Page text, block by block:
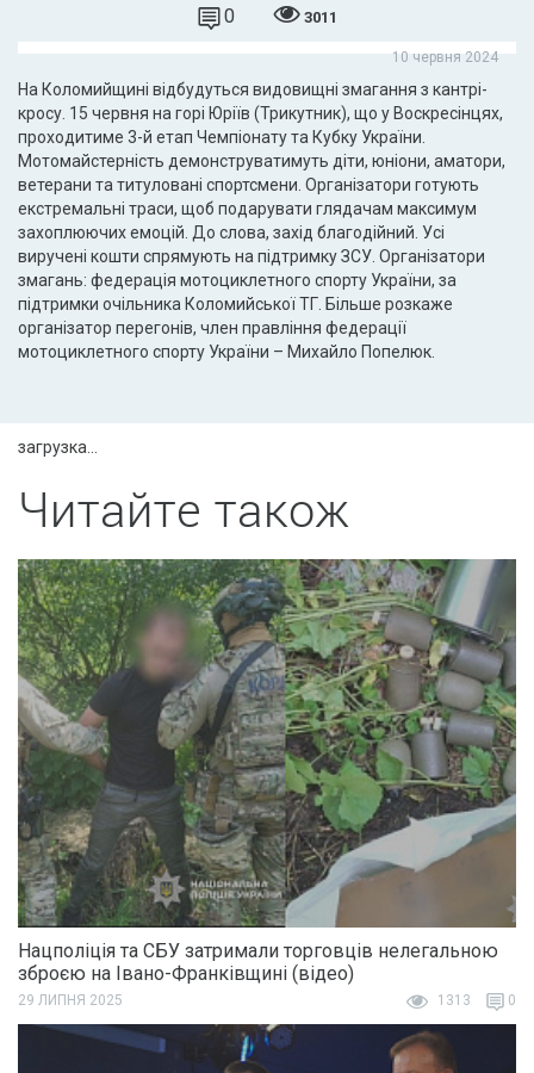
0 3011
10 червня 2024
На Коломийщині відбудуться видовищні змагання з кантрі-
кросу. 15 червня на горі Юріїв (Трикутник), що у Воскресінцях,
проходитиме 3-й етап Чемпіонату та Кубку України.
Мотомайстерність демонструватимуть діти, юніони, аматори,
ветерани та титуловані спортсмени. Організатори готують
екстремальні траси, щоб подарувати глядачам максимум
захоплюючих емоцій. До слова, захід благодійний. Усі
виручені кошти спрямують на підтримку ЗСУ. Організатори
змагань: федерація мотоциклетного спорту України, за
підтримки очільника Коломийської ТГ. Більше розкаже
організатор перегонів, член правління федерації
мотоциклетного спорту України – Михайло Попелюк.
загрузка...
Читайте також
Нацполіція та СБУ затримали торговців нелегальною
зброєю на Івано-Франківщині (відео)
29 ЛИПНЯ 2025 1313 0